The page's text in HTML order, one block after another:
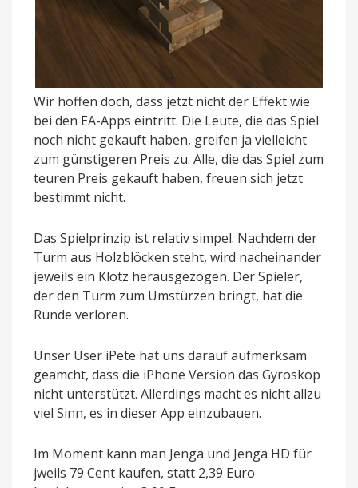
Wir hoffen doch, dass jetzt nicht der Effekt wie
bei den EA-Apps eintritt. Die Leute, die das Spiel
noch nicht gekauft haben, greifen ja vielleicht
zum günstigeren Preis zu. Alle, die das Spiel zum
teuren Preis gekauft haben, freuen sich jetzt
bestimmt nicht.
Das Spielprinzip ist relativ simpel. Nachdem der
Turm aus Holzblöcken steht, wird nacheinander
jeweils ein Klotz herausgezogen. Der Spieler,
der den Turm zum Umstürzen bringt, hat die
Runde verloren.
Unser User iPete hat uns darauf aufmerksam
geamcht, dass die iPhone Version das Gyroskop
nicht unterstützt. Allerdings macht es nicht allzu
viel Sinn, es in dieser App einzubauen.
Im Moment kann man Jenga und Jenga HD für
jweils 79 Cent kaufen, statt 2,39 Euro